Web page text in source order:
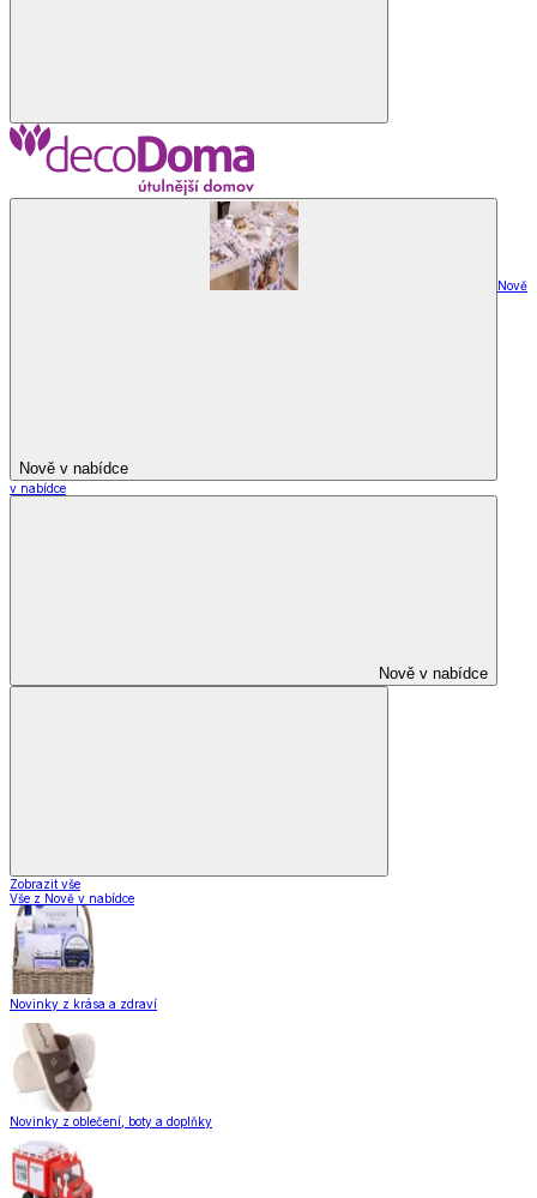
Nově v nabídce
Nově
v nabídce
Nově v nabídce
Zobrazit vše
Vše z Nově v nabídce
Novinky z krása a zdraví
Novinky z oblečení, boty a doplňky